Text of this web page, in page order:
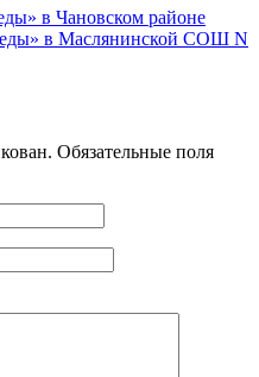
в Чановском районе
в Маслянинской СОШ N
Обязательные поля